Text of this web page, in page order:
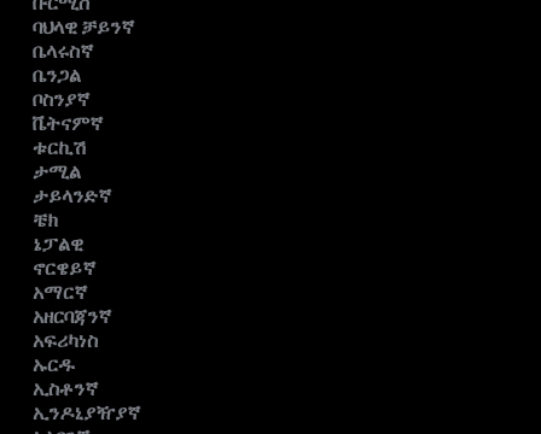
ባህላዊ ቻይንኛ
ቤላሩስኛ
ቤንጋል
ቦስንያኛ
ቬትናምኛ
ቱርኪሽ
ታሚል
ታይላንድኛ
ቼክ
ኔፓልዊ
ኖርዌይኛ
አማርኛ
አዘርባጃንኛ
አፍሪካነስ
ኡርዱ
ኢስቶንኛ
ኢንዶኒያዥያኛ